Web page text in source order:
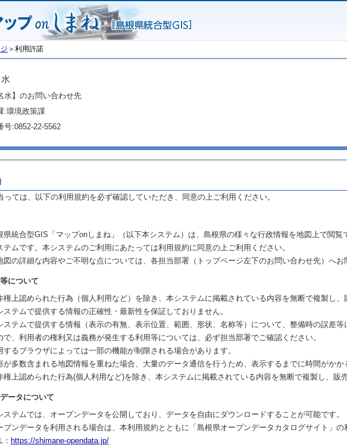
＞ 利用許諾
水】のお問い合わせ先
境政策課
:0852-22-5562
っては、以下の利用規約を必ず確認していただき、同意の上ご利用ください。
県統合型GIS「マップonしまね」（以下本システム）は、島根県の様々な行政情報を地図上で閲
テムです。本システムのご利用にあたっては利用規約に同意の上ご利用ください。
図の詳細な内容やご不明な点については、各担当部署（トップページ左下のお問い合わせ先）へお
について
権上認められた行為（個人利用など）を除き、本システムに掲載されている内容を無断で複製し、
ステムで提供する情報の正確性・最新性を保証しておりません。
ステムで提供する情報（表示の有無、表示位置、範囲、形状、名称等）について、整備時の誤差
で、利用者の権利又は義務が発生する利用等については、必ず担当部署でご確認ください。
するブラウザによっては一部の機能が制限される場合があります。
が多数含まれる地図情報を重ねた場合、大量のデータ通信を行うため、表示するまでに時間がかか
権上認められた行為(個人利用など)を除き、本システムに掲載されている内容を無断で複製し、販
ータについて
ステムでは、オープンデータを公開しており、データを自由にダウンロードすることが可能です。
プンデータを利用される場合は、本利用規約とともに「島根県オープンデータカタログサイト」の
： https://shimane-opendata.jp/